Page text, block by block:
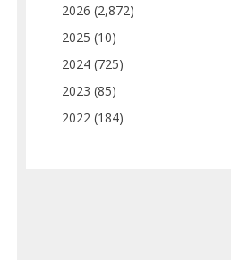
2026 (2,872)
2025 (10)
2024 (725)
2023 (85)
2022 (184)